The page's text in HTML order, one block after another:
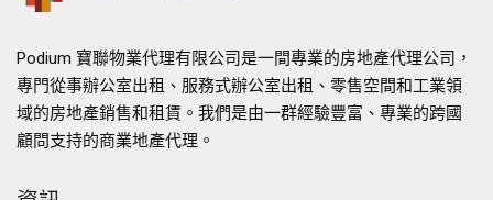
Podium 寶聯物業代理有限公司是一間專業的房地產代理公司，
專門從事辦公室出租、服務式辦公室出租、零售空間和工業領
域的房地產銷售和租賃。我們是由一群經驗豐富、專業的跨國
顧問支持的商業地產代理。